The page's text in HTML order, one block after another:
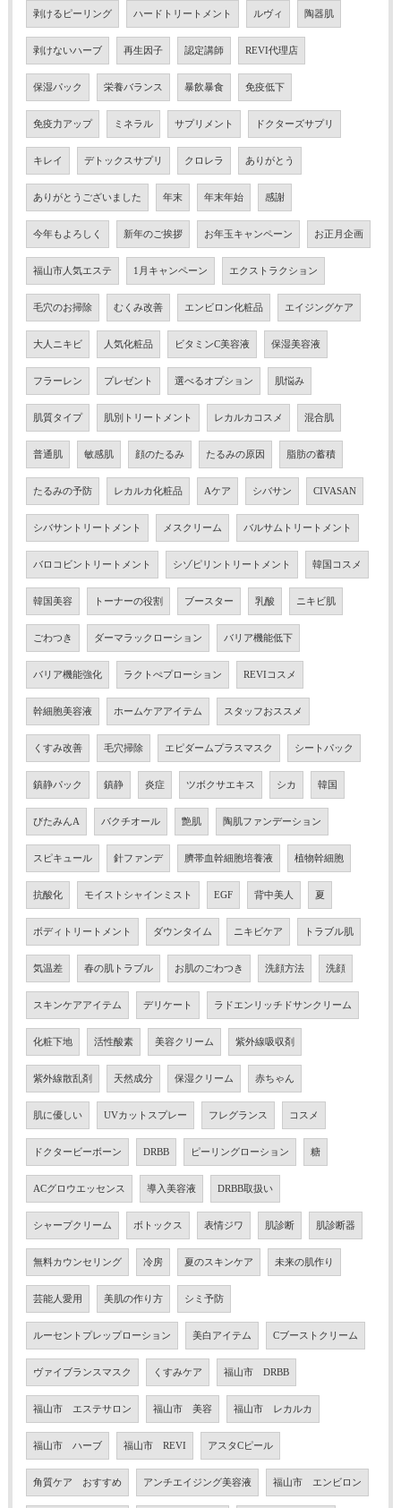
剥けるピーリング ハードトリートメント ルヴィ 陶器肌
剥けないハーブ 再生因子 認定講師 REVI代理店
保湿パック 栄養バランス 暴飲暴食 免疫低下
免疫力アップ ミネラル サプリメント ドクターズサプリ
キレイ デトックスサプリ クロレラ ありがとう
ありがとうございました 年末 年末年始 感謝
今年もよろしく 新年のご挨拶 お年玉キャンペーン お正月企画
福山市人気エステ 1月キャンペーン エクストラクション
毛穴のお掃除 むくみ改善 エンビロン化粧品 エイジングケア
大人ニキビ 人気化粧品 ビタミンC美容液 保湿美容液
フラーレン プレゼント 選べるオプション 肌悩み
肌質タイプ 肌別トリートメント レカルカコスメ 混合肌
普通肌 敏感肌 顔のたるみ たるみの原因 脂肪の蓄積
たるみの予防 レカルカ化粧品 Aケア シバサン CIVASAN
シバサントリートメント メスクリーム バルサムトリートメント
バロコビントリートメント シゾピリントリートメント 韓国コスメ
韓国美容 トーナーの役割 ブースター 乳酸 ニキビ肌
ごわつき ダーマラックローション バリア機能低下
バリア機能強化 ラクトぺプローション REVIコスメ
幹細胞美容液 ホームケアアイテム スタッフおススメ
くすみ改善 毛穴掃除 エピダームプラスマスク シートパック
鎮静パック 鎮静 炎症 ツボクサエキス シカ 韓国
びたみんA バクチオール 艶肌 陶肌ファンデーション
スピキュール 針ファンデ 臍帯血幹細胞培養液 植物幹細胞
抗酸化 モイストシャインミスト EGF 背中美人 夏
ボディトリートメント ダウンタイム ニキビケア トラブル肌
気温差 春の肌トラブル お肌のごわつき 洗顔方法 洗顔
スキンケアアイテム デリケート ラドエンリッチドサンクリーム
化粧下地 活性酸素 美容クリーム 紫外線吸収剤
紫外線散乱剤 天然成分 保湿クリーム 赤ちゃん
肌に優しい UVカットスプレー フレグランス コスメ
ドクタービーボーン DRBB ピーリングローション 糖
ACグロウエッセンス 導入美容液 DRBB取扱い
シャープクリーム ボトックス 表情ジワ 肌診断 肌診断器
無料カウンセリング 冷房 夏のスキンケア 未来の肌作り
芸能人愛用 美肌の作り方 シミ予防
ルーセントプレップローション 美白アイテム Cブーストクリーム
ヴァイブランスマスク くすみケア 福山市 DRBB
福山市 エステサロン 福山市 美容 福山市 レカルカ
福山市 ハーブ 福山市 REVI アスタCピール
角質ケア おすすめ アンチエイジング美容液 福山市 エンビロン